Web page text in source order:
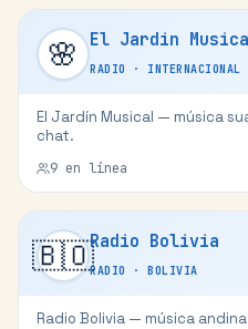
🌸 El Jardin
RADIO · INTERNACIONAL
El Jardín Musical — música
chat.
9 en línea
🇧🇴Radio Bolivia
RADIO · BOLIVIA
Radio Bolivia — música